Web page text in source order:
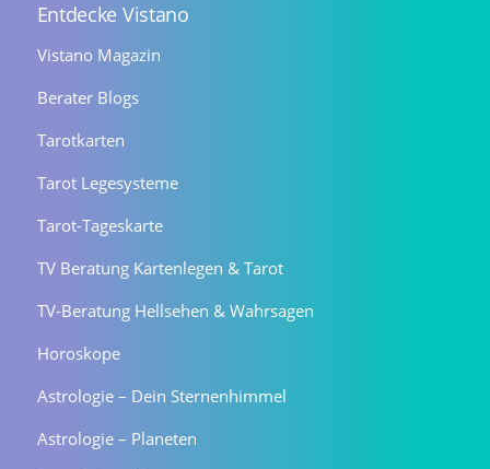
Entdecke Vistano
Vistano Magazin
Berater Blogs
Tarotkarten
Tarot Legesysteme
Tarot-Tageskarte
TV Beratung Kartenlegen & Tarot
TV-Beratung Hellsehen & Wahrsagen
Horoskope
Astrologie – Dein Sternenhimmel
Astrologie – Planeten